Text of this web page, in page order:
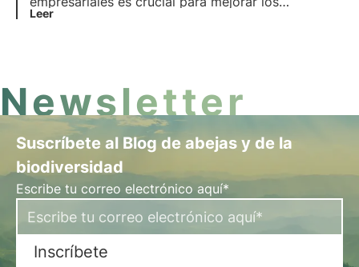
resultados. En este artículo profundizamos en el
Leer
Newsletter
Suscríbete al Blog de abejas y de la
biodiversidad
Escribe tu correo electrónico aquí*
Inscríbete